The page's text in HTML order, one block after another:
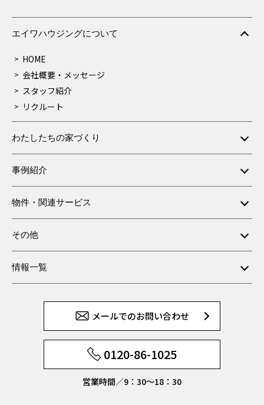
エイワハウジングについて
HOME
会社概要・メッセージ
スタッフ紹介
リクルート
わたしたちの家づくり
事例紹介
物件・関連サービス
その他
情報一覧
メールでのお問い合わせ
0120-86-1025
営業時間／9：30〜18：30